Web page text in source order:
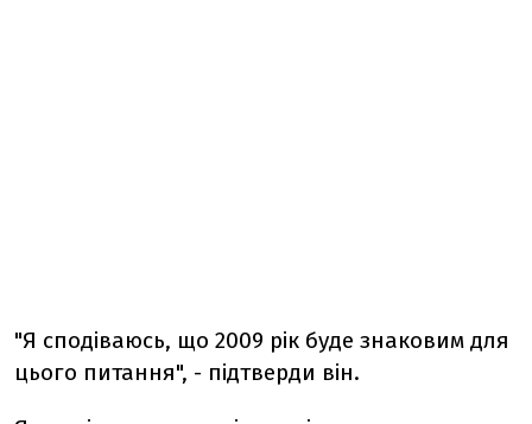
"Я сподіваюсь, що 2009 рік буде знаковим для
цього питання", - підтверди він.